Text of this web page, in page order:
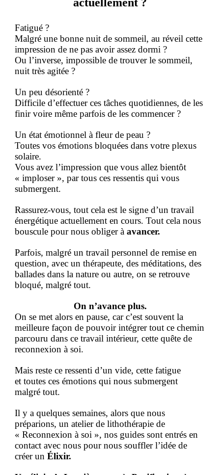
actuellement ?
Fatigué ?
Malgré une bonne nuit de sommeil, au réveil cette
impression de ne pas avoir assez dormi ?
Ou l’inverse, impossible de trouver le sommeil,
nuit très agitée ?
Un peu désorienté ?
Difficile d’effectuer ces tâches quotidiennes, de les
finir voire même parfois de les commencer ?
Un état émotionnel à fleur de peau ?
Toutes vos émotions bloquées dans votre plexus
solaire.
Vous avez l’impression que vous allez bientôt
« imploser », par tous ces ressentis qui vous
submergent.
Rassurez-vous, tout cela est le signe d’un travail
énergétique actuellement en cours. Tout cela nous
bouscule pour nous obliger à avancer.
Parfois, malgré un travail personnel de remise en
question, avec un thérapeute, des méditations, des
ballades dans la nature ou autre, on se retrouve
bloqué, malgré tout.
On n’avance plus.
On se met alors en pause, car c’est souvent la
meilleure façon de pouvoir intégrer tout ce chemin
parcouru dans ce travail intérieur, cette quête de
reconnexion à soi.
Mais reste ce ressenti d’un vide, cette fatigue
et toutes ces émotions qui nous submergent
malgré tout.
Il y a quelques semaines, alors que nous
préparions, un atelier de lithothérapie de
« Reconnexion à soi », nos guides sont entrés en
contact avec nous pour nous souffler l’idée de
créer un Élixir.